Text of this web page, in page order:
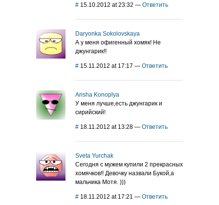
# 15.10.2012 at 23:32 — Ответить
Daryonka Sokolovskaya
А у меня офигенный хомяк! Не
джунгарик!!
# 15.11.2012 at 17:17 — Ответить
Arisha Konoplya
У меня лучше,есть джунгарик и
сирийский!
# 18.11.2012 at 13:28 — Ответить
Sveta Yurchak
Сегодня с мужем купили 2 прекрасных
хомячков!! Девочку назвали Букой,а
мальчика Мотя. )))
# 18.11.2012 at 17:21 — Ответить